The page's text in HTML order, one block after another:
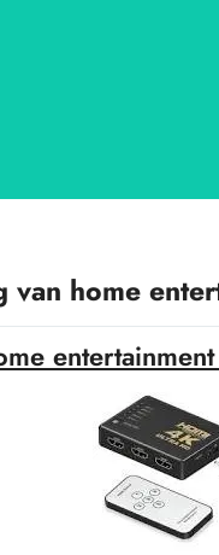
home